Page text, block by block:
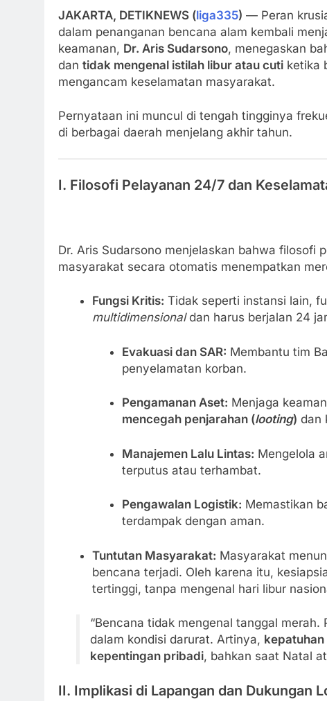
JAKARTA, DETIKNEWS (liga335) — Peran
dalam penanganan bencana alam kembali
keamanan, Dr. Aris Sudarsono, menegaskan
dan tidak mengenal istilah libur atau cuti ketika
mengancam keselamatan masyarakat.
Pernyataan ini muncul di tengah tingginya
di berbagai daerah menjelang akhir tahun.
I. Filosofi Pelayanan 24/7 dan
Dr. Aris Sudarsono menjelaskan bahwa filosofi
masyarakat secara otomatis menempatkan
Fungsi Kritis: Tidak seperti instansi lain,
multidimensionaldan harus berjalan 24
Evakuasi dan SAR: Membantu tim
penyelamatan korban.
Pengamanan Aset: Menjaga
mencegah penjarahan (looting) dan
Manajemen Lalu Lintas: Mengelola
terputus atau terhambat.
Pengawalan Logistik: Memastikan
terdampak dengan aman.
Tuntutan Masyarakat: Masyarakat
bencana terjadi. Oleh karena itu,
tertinggi, tanpa mengenal hari libur
“Bencana tidak mengenal tanggal
dalam kondisi darurat. Artinya,
kepentingan pribadi, bahkan saat Natal
II. Implikasi di Lapangan dan Dukungan